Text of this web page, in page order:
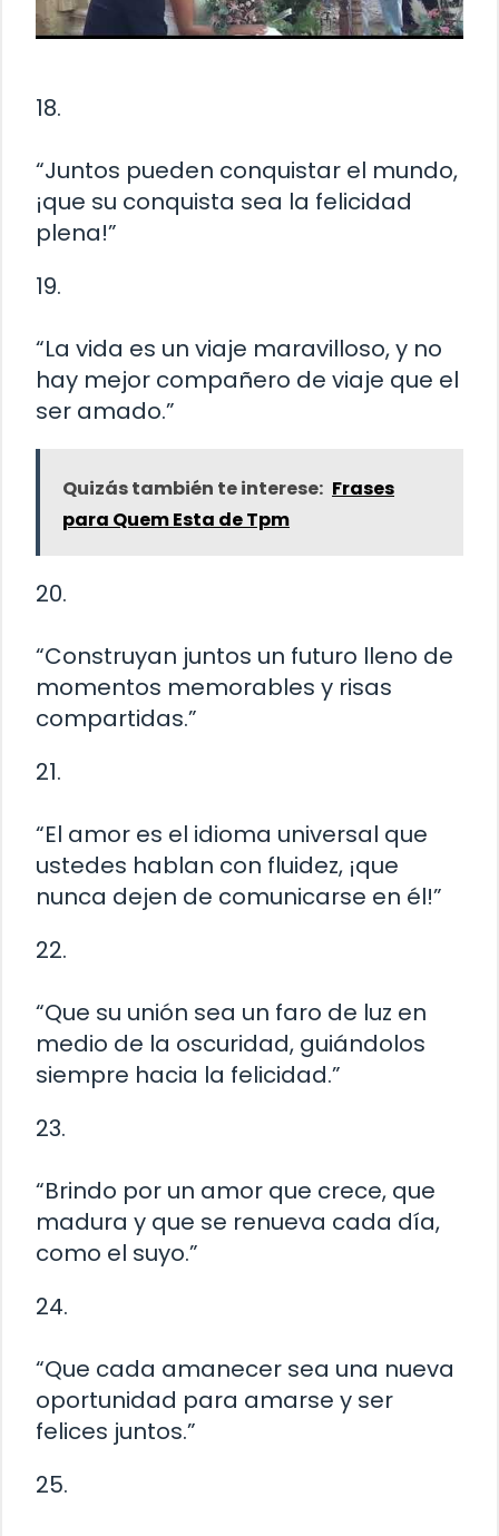
18.
“Juntos pueden conquistar el mundo,
¡que su conquista sea la felicidad
plena!”
19.
“La vida es un viaje maravilloso, y no
hay mejor compañero de viaje que el
ser amado.”
Quizás también te interese: Frases
para Quem Esta de Tpm
20.
“Construyan juntos un futuro lleno de
momentos memorables y risas
compartidas.”
21.
“El amor es el idioma universal que
ustedes hablan con fluidez, ¡que
nunca dejen de comunicarse en él!”
22.
“Que su unión sea un faro de luz en
medio de la oscuridad, guiándolos
siempre hacia la felicidad.”
23.
“Brindo por un amor que crece, que
madura y que se renueva cada día,
como el suyo.”
24.
“Que cada amanecer sea una nueva
oportunidad para amarse y ser
felices juntos.”
25.